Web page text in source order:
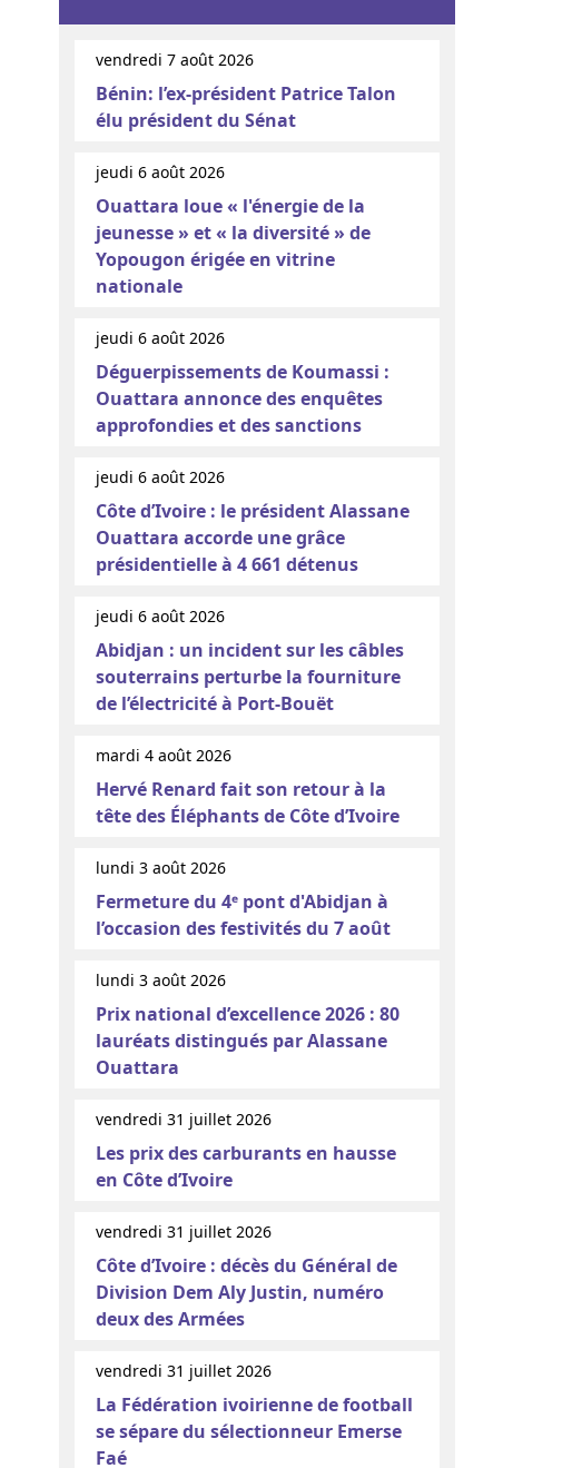
vendredi 7 août 2026
Bénin: l’ex-président Patrice Talon
élu président du Sénat
jeudi 6 août 2026
Ouattara loue « l'énergie de la
jeunesse » et « la diversité » de
Yopougon érigée en vitrine
nationale
jeudi 6 août 2026
Déguerpissements de Koumassi :
Ouattara annonce des enquêtes
approfondies et des sanctions
jeudi 6 août 2026
Côte d’Ivoire : le président Alassane
Ouattara accorde une grâce
présidentielle à 4 661 détenus
jeudi 6 août 2026
Abidjan : un incident sur les câbles
souterrains perturbe la fourniture
de l’électricité à Port-Bouët
mardi 4 août 2026
Hervé Renard fait son retour à la
tête des Éléphants de Côte d’Ivoire
lundi 3 août 2026
Fermeture du 4ᵉ pont d'Abidjan à
l’occasion des festivités du 7 août
lundi 3 août 2026
Prix national d’excellence 2026 : 80
lauréats distingués par Alassane
Ouattara
vendredi 31 juillet 2026
Les prix des carburants en hausse
en Côte d’Ivoire
vendredi 31 juillet 2026
Côte d’Ivoire : décès du Général de
Division Dem Aly Justin, numéro
deux des Armées
vendredi 31 juillet 2026
La Fédération ivoirienne de football
se sépare du sélectionneur Emerse
Faé